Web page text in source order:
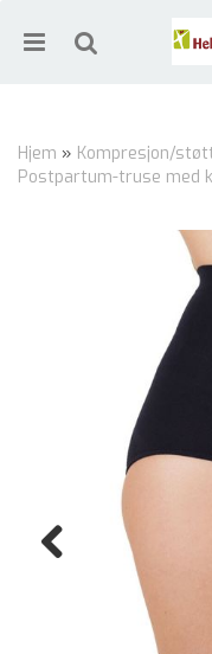
Hjem » Kompresjon/
Postpartum-truse med